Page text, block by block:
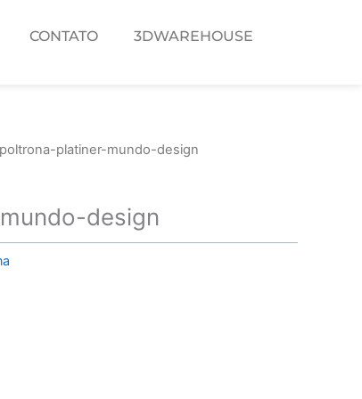
CONTATO 3DWAREHOUSE
platiner-mundo-design
design